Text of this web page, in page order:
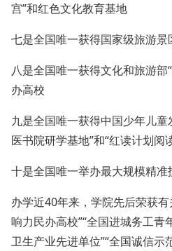
宫”和红色文化教育基地
七是全国唯一获得国家级旅游景
八是全国唯一获得文化和旅游部
办高校
九是全国唯一获得中国少年儿
医书院研学基地”和“红读计划阅
十是全国唯一举办最大规模精
办学近40年来，学院先后荣获
响力民办高校”“全国进城务工青
卫生产业先进单位”“全国诚信示